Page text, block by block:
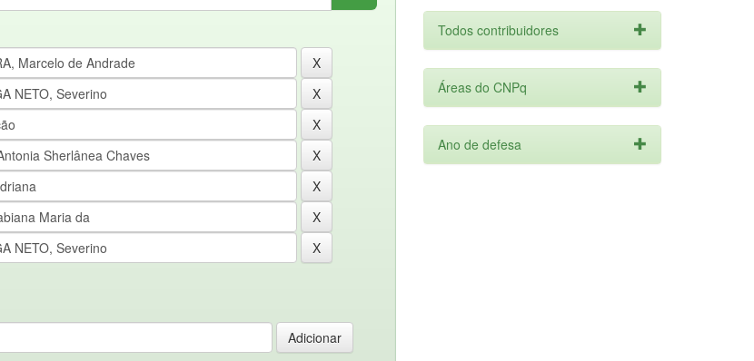
Todos contribuidores
Áreas do CNPq
Ano de defesa